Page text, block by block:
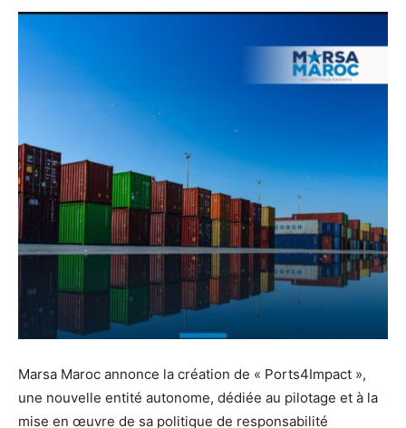
Marsa Maroc annonce la création de « Ports4Impact »,
une nouvelle entité autonome, dédiée au pilotage et à la
mise en œuvre de sa politique de responsabilité